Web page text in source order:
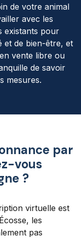
de votre animal
avec les
existants pour
et de bien-être, et
vente libre ou
de savoir
mesures.
par
vous
?
virtuelle est
les
pas